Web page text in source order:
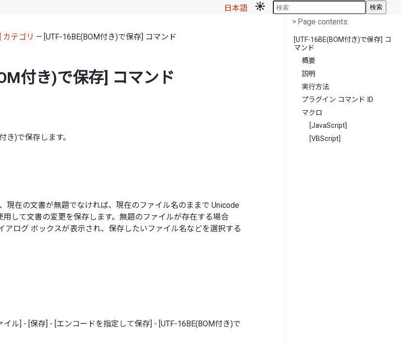
日本語 検索
カテゴリ — [UTF-16BE(BOM付き)で保存] コマンド
付き)で保存] コマンド
き)で保存します。
現在の文書が無題でなければ、現在のファイル名のままで Unicode
用して文書の変更を保存します。無題のファイルが存在する場合
アログ ボックスが表示され、保存したいファイル名などを選択する
イル] - [保存] - [エンコードを指定して保存] - [UTF-16BE(BOM付き)で
< Page contents
> Page contents:
[UTF-16BE(BOM付き)で保存] コ
マンド
概要
説明
実行方法
プラグイン コマンド ID
マクロ
[JavaScript]
[VBScript]